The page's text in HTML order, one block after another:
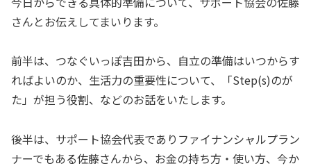
さんとお伝えしてまいります。
前半は、つなぐいっぽ吉田から、自立の準備はいつからす
ればよいのか、生活力の重要性について、「Step(s)のが
た」が担う役割、などのお話をいたします。
後半は、サポート協会代表でありファイナンシャルプラン
ナーでもある佐藤さんから、お金の持ち方・使い方、今か